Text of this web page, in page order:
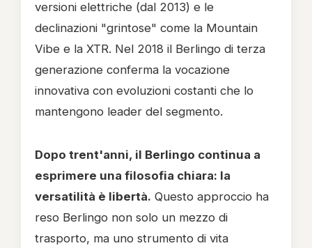
versioni elettriche (dal 2013) e le
declinazioni "grintose" come la Mountain
Vibe e la XTR. Nel 2018 il Berlingo di terza
generazione conferma la vocazione
innovativa con evoluzioni costanti che lo
mantengono leader del segmento.
Dopo trent'anni, il Berlingo continua a
esprimere una filosofia chiara: la
versatilità è libertà. Questo approccio ha
reso Berlingo non solo un mezzo di
trasporto, ma uno strumento di vita